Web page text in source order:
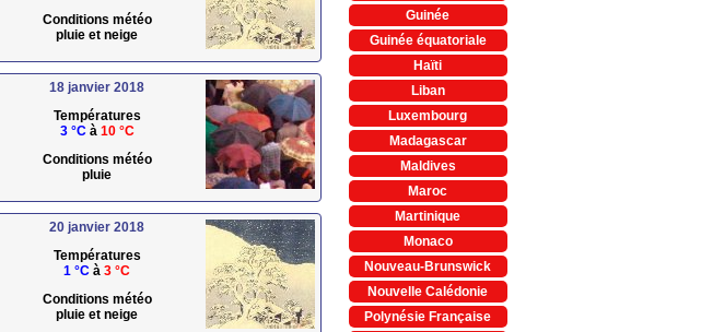
Conditions météo
pluie et neige
18 janvier 2018
Températures
3 °Cà 10 °C
Conditions météo
pluie
20 janvier 2018
Températures
1 °C à 3 °C
Conditions météo
pluie et neige
Guinée
Guinée équatoriale
Haïti
Liban
Luxembourg
Madagascar
Maldives
Maroc
Martinique
Monaco
Nouveau-Brunswick
Nouvelle Calédonie
Polynésie Française